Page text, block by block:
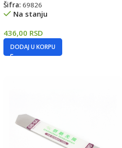
Šifra:69826
Na stanju
436,00 RSD
DODAJ U KORPU